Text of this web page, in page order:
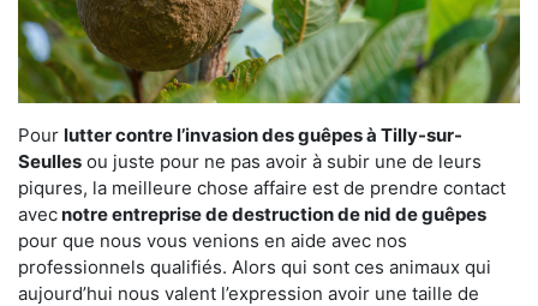
Pour lutter contre l’invasion des guêpes à Tilly-sur-
Seulles ou juste pour ne pas avoir à subir une de leurs
piqures, la meilleure chose affaire est de prendre contact
avecnotre entreprise de destruction de nid de guêpes
pour que nous vous venions en aide avec nos
professionnels qualifiés. Alors qui sont ces animaux qui
aujourd’hui nous valent l’expression avoir une taille de